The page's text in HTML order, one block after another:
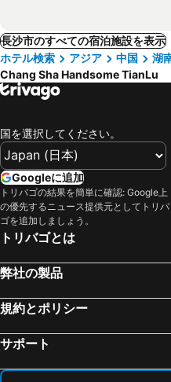
長沙市のすべての宿泊施設を表示
ホテル検索
アジア 中国 湖
Chang Sha Handsome TianLu
国を選択してください。
Googleに追加
トリバゴの結果を簡単に確認: Google上
の優先するニュース提供元としてトリバ
ゴを追加しましょう。
トリバゴとは
弊社の製品
規約とポリシー
サポート